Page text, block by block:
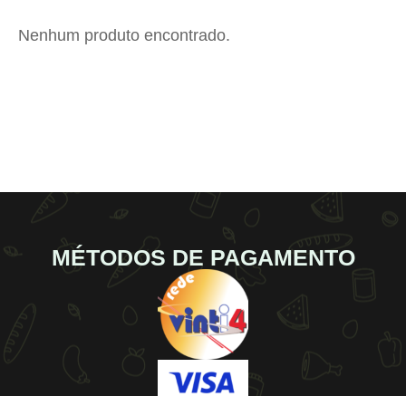
Nenhum produto encontrado.
MÉTODOS DE PAGAMENTO